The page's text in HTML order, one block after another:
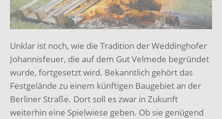
Unklar ist noch, wie die Tradition der Weddinghofer
Johannisfeuer, die auf dem Gut Velmede begründet
wurde, fortgesetzt wird. Bekanntlich gehört das
Festgelände zu einem künftigen Baugebiet an der
Berliner Straße. Dort soll es zwar in Zukunft
weiterhin eine Spielwiese geben. Ob sie genügend